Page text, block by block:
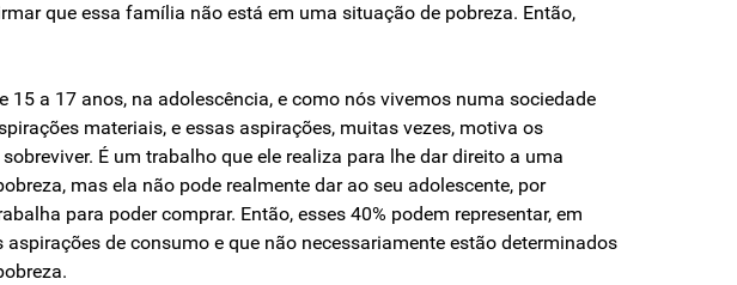
que essa família não está em uma situação de pobreza. Então,
a 17 anos, na adolescência, e como nós vivemos numa sociedade
materiais, e essas aspirações, muitas vezes, motiva os
É um trabalho que ele realiza para lhe dar direito a uma
mas ela não pode realmente dar ao seu adolescente, por
para poder comprar. Então, esses 40% podem representar, em
de consumo e que não necessariamente estão determinados